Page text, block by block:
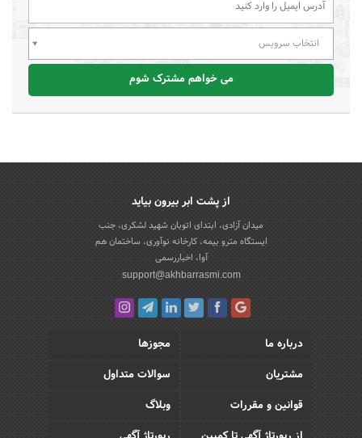
انتخاب سرویس
می خواهم مشترک شوم
از پشت ابر بیرون بیاید
میدان آزادی، ابتدای اتوبان شهید لشکری، جنب
ایستگاه مترو بیمه، کارخانه نوآوری، ساختمان هم
آوا، اخباررسمی
support@akhbarrasmi.com
درباره ما
مجوزها
مشتریان
سوالات متداول
قوانین و مقررات
وبلاگ